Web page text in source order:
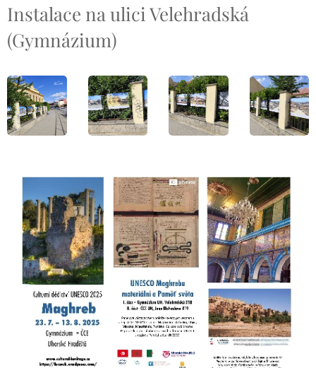
Instalace na ulici Velehradská
(Gymnázium)